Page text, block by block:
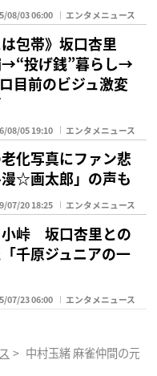
08/03 06:00 エンタメニュース
は包帯》坂口杏里
→“投げ銭”暮らし→
目前のビジュ激変
08/05 19:10 エンタメニュース
化写真にファン悲
☆画太郎」の声も
07/20 18:25 エンタメニュース
小峠 坂口杏里との
千原ジュニアの一
07/23 06:00 エンタメニュース
> 中村玉緒 麻雀仲間の元